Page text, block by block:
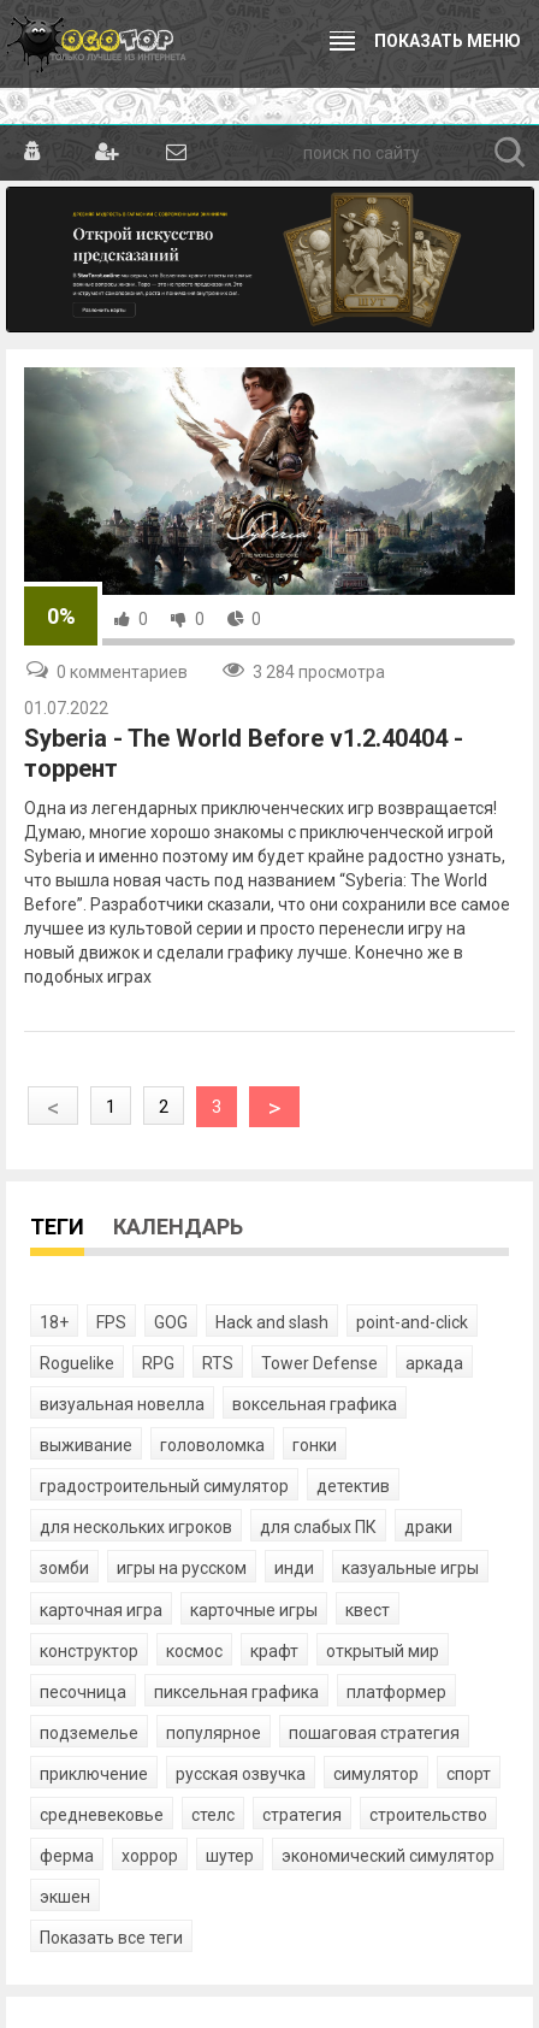
ПОКАЗАТЬ МЕНЮ
0% 0 0 0
0 комментариев
3 284 просмотра
01.07.2022
Syberia - The World Before v1.2.40404 -
торрент
Одна из легендарных приключенческих игр возвращается!
Думаю, многие хорошо знакомы с приключенческой игрой
Syberia и именно поэтому им будет крайне радостно узнать,
что вышла новая часть под названием “Syberia: The World
Before”. Разработчики сказали, что они сохранили все самое
лучшее из культовой серии и просто перенесли игру на
новый движок и сделали графику лучше. Конечно же в
подобных играх
< 1 2 3 >
ТЕГИ КАЛЕНДАРЬ
18+ FPS GOG Hack and slash point-and-click
Roguelike RPG RTS Tower Defense аркада
визуальная новелла воксельная графика
выживание головоломка гонки
градостроительный симулятор детектив
для нескольких игроков для слабых ПК драки
зомби игры на русском инди казуальные игры
карточная игра карточные игры квест
конструктор космос крафт открытый мир
песочница пиксельная графика платформер
подземелье популярное пошаговая стратегия
приключение русская озвучка симулятор спорт
средневековье стелс стратегия строительство
ферма хоррор шутер экономический симулятор
экшен
Показать все теги